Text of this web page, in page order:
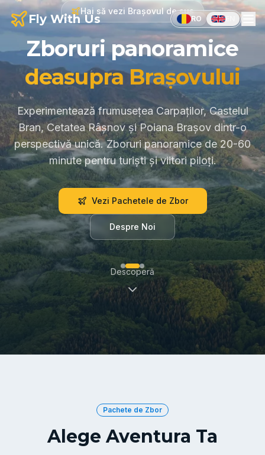
Fly With Us RO
Hai să vezi Brașovul de sus
Zboruri panoramice
deasupra Brașovului
Experimentează frumusețea Carpaților, Castelul
Bran, Cetatea Râșnov și Poiana Brașov dintr-o
perspectivă unică. Zboruri panoramice de 20-60
minute pentru turiști și viitori piloți.
Vezi Pachetele de Zbor
Despre Noi
Descoperă
Pachete de Zbor
Alege Aventura Ta